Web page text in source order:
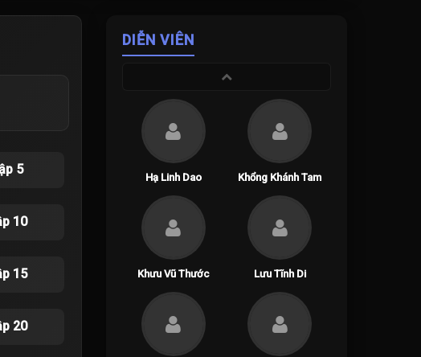
5
10
15
20
DIỄN VIÊN
Hạ Linh Dao Khổng Khánh Tam
Khưu Vũ Thước Lưu Tĩnh Di